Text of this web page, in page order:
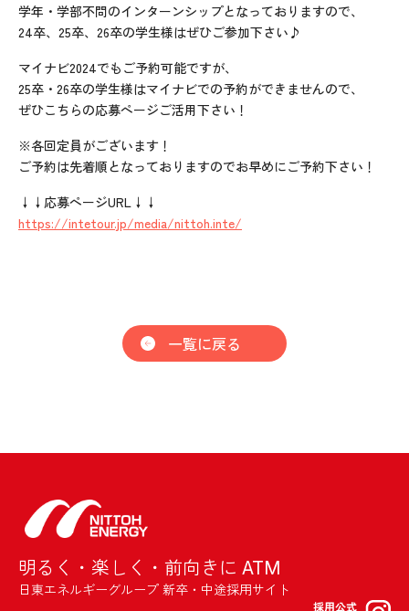
学年・学部不問のインターンシップとなっておりますので、
24卒、25卒、26卒の学生様はぜひご参加下さい♪
マイナビ2024でもご予約可能ですが、
25卒・26卒の学生様はマイナビでの予約ができませんので、
ぜひこちらの応募ページご活用下さい！
※各回定員がございます！
ご予約は先着順となっておりますのでお早めにご予約下さい！
↓↓応募ページURL↓↓
https://intetour.jp/media/nittoh.inte/
一覧に戻る
明るく・楽しく・前向きに ATM
日東エネルギーグループ 新卒・中途採用サイト